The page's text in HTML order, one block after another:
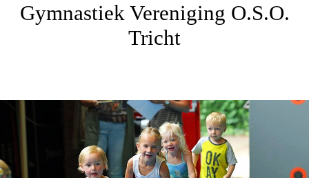
Gymnastiek Vereniging O.S.O.
Tricht